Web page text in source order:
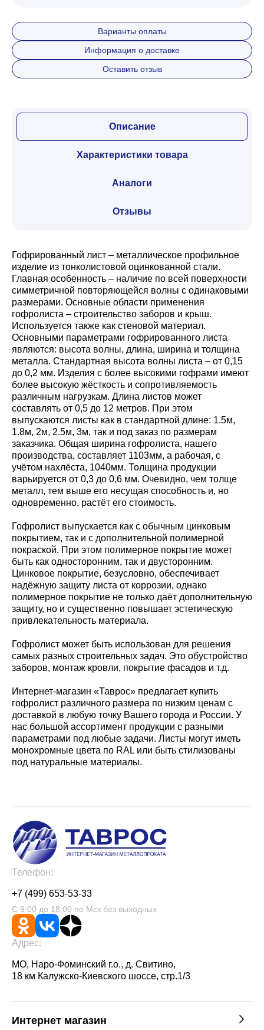
Варианты оплаты
Информация о доставке
Оставить отзыв
Описание
Характеристики товара
Аналоги
Отзывы
Гофрированный лист – металлическое профильное
изделие из тонколистовой оцинкованной стали.
Главная особенность – наличие по всей поверхности
симметричной повторяющейся волны с одинаковыми
размерами. Основные области применения
гофролиста – строительство заборов и крыш.
Используется также как стеновой материал.
Основными параметрами гофрированного листа
являются: высота волны, длина, ширина и толщина
металла. Стандартная высота волны листа – от 0,15
до 0,2 мм. Изделия с более высокими гофрами имеют
более высокую жёсткость и сопротивляемость
различным нагрузкам. Длина листов может
составлять от 0,5 до 12 метров. При этом
выпускаются листы как в стандартной длине: 1.5м,
1.8м, 2м, 2.5м, 3м, так и под заказ по размерам
заказчика. Общая ширина гофролиста, нашего
производства, составляет 1103мм, а рабочая, с
учётом нахлёста, 1040мм. Толщина продукции
варьируется от 0,3 до 0,6 мм. Очевидно, чем толще
металл, тем выше его несущая способность и, но
одновременно, растёт его стоимость.
Гофролист выпускается как с обычным цинковым
покрытием, так и с дополнительной полимерной
покраской. При этом полимерное покрытие может
быть как односторонним, так и двусторонним.
Цинковое покрытие, безусловно, обеспечивает
надёжную защиту листа от коррозии, однако
полимерное покрытие не только даёт дополнительную
защиту, но и существенно повышает эстетическую
привлекательность материала.
Гофролист может быть использован для решения
самых разных строительных задач. Это обустройство
заборов, монтаж кровли, покрытие фасадов и т.д.
Интернет-магазин «Таврос» предлагает купить
гофролист различного размера по низким ценам с
доставкой в любую точку Вашего города и России. У
нас большой ассортимент продукции с разными
параметрами под любые задачи. Листы могут иметь
монохромные цвета по RAL или быть стилизованы
под натуральные материалы.
Телефон:
+7 (499) 653-53-33
С 9:00 до 18:00 по Мск без выходных
Адрес:
МО, Наро-Фоминский г.о., д. Свитино,
18 км Калужско-Киевского шоссе, стр.1/3
Интернет магазин